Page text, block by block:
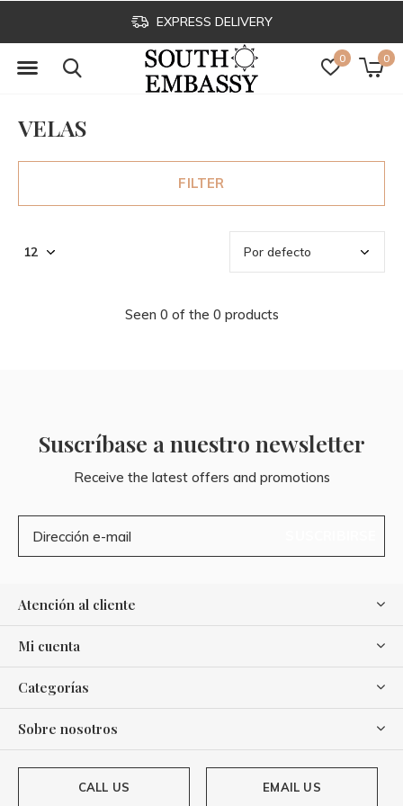
0 0
EXPRESS DELIVERY
VELAS
FILTER
Seen 0 of the 0 products
Suscríbase a nuestro newsletter
Receive the latest offers and promotions
Atención al cliente
Mi cuenta
Categorías
Sobre nosotros
CALL US EMAIL US